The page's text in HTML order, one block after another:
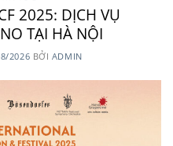
2025: DỊCH VỤ
TẠI HÀ NỘI
2026 BỞI ADMIN